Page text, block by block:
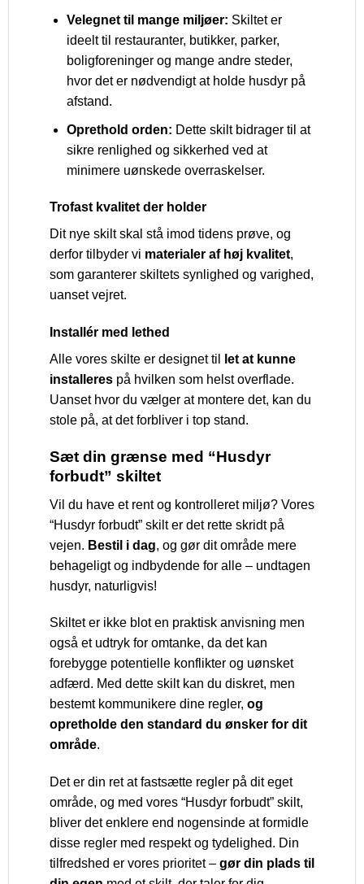
Velegnet til mange miljøer: Skiltet er
ideelt til restauranter, butikker, parker,
boligforeninger og mange andre steder,
hvor det er nødvendigt at holde husdyr på
afstand.
Oprethold orden: Dette skilt bidrager til at
sikre renlighed og sikkerhed ved at
minimere uønskede overraskelser.
Trofast kvalitet der holder
Dit nye skilt skal stå imod tidens prøve, og
derfor tilbyder vi materialer af høj kvalitet,
som garanterer skiltets synlighed og varighed,
uanset vejret.
Installér med lethed
Alle vores skilte er designet til
let at kunne
installeres på hvilken som helst overflade.
Uanset hvor du vælger at montere det, kan du
stole på, at det forbliver i top stand.
Sæt din grænse med “Husdyr
forbudt” skiltet
Vil du have et rent og kontrolleret miljø? Vores
“Husdyr forbudt” skilt er det rette skridt på
vejen. Bestil i dag, og gør dit område mere
behageligt og indbydende for alle – undtagen
husdyr, naturligvis!
Skiltet er ikke blot en praktisk anvisning men
også et udtryk for omtanke, da det kan
forebygge potentielle konflikter og uønsket
adfærd. Med dette skilt kan du diskret, men
bestemt kommunikere dine regler, og
opretholde den standard du ønsker for dit
område.
Det er din ret at fastsætte regler på dit eget
område, og med vores “Husdyr forbudt” skilt,
bliver det enklere end nogensinde at formidle
disse regler med respekt og tydelighed. Din
tilfredshed er vores prioritet – gør din plads til